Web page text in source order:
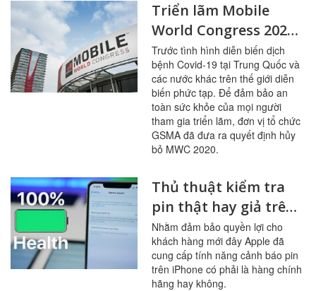
Triển lãm Mobile
World Congress 2020
chính thức bị hủy bỏ
do Covid-19
Trước tình hình diễn biến dịch
bệnh Covid-19 tại Trung Quốc và
các nước khác trên thế giới diễn
biến phức tạp. Để đảm bảo an
toàn sức khỏe của mọi người
tham gia triển lãm, đơn vị tổ chức
GSMA đã đưa ra quyết định hủy
bỏ MWC 2020.
Thủ thuật kiểm tra
pin thật hay giả trên
iPhone
Nhằm đảm bảo quyền lợi cho
khách hàng mới đây Apple đã
cung cấp tính năng cảnh báo pin
trên iPhone có phải là hàng chính
hãng hay không.